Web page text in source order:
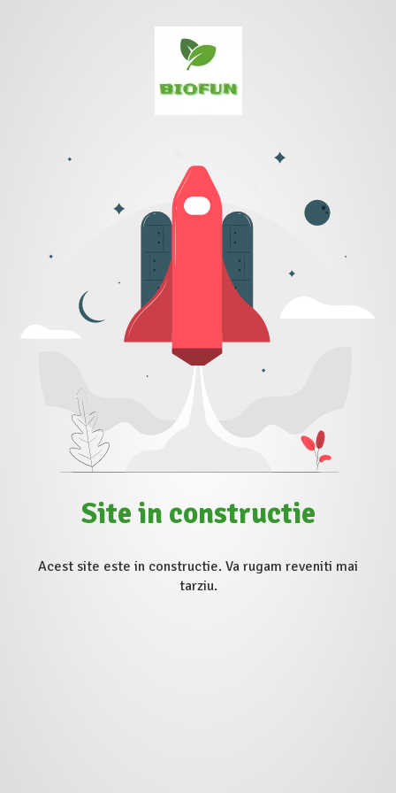
Site in constructie
Acest site este in constructie. Va rugam reveniti mai
tarziu.